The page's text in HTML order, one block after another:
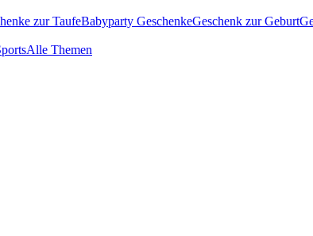
zur TaufeBabyparty GeschenkeGeschenk zur Geburt
Alle Themen